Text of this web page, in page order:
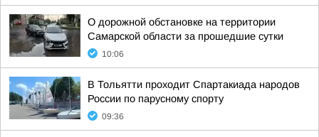
О дорожной обстановке на территории
Самарской области за прошедшие сутки
10:06
В Тольятти проходит Спартакиада народов
России по парусному спорту
09:36